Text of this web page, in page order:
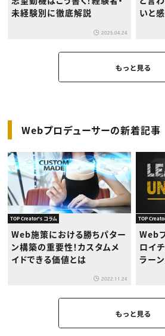
未経験別に徹底解説
2025.04.24
いと
Webプロデューサーの新着記事
TOP Creator's コラム
Web施策における勝ちパター
ン構築の重要性！カスタムメ
イドできる価値とは
2022.11.24
TOP
Web
ロイ
ラーン